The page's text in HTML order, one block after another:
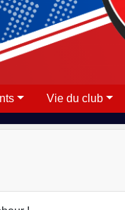
Vie du club